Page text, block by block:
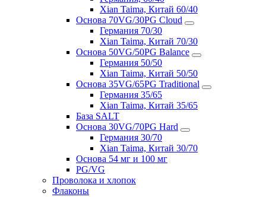
Xian Taima, Китай 60/40
Основа 70VG/30PG Cloud
Германия 70/30
Xian Taima, Китай 70/30
Основа 50VG/50PG Balance
Германия 50/50
Xian Taima, Китай 50/50
Основа 35VG/65PG Traditional
Германия 35/65
Xian Taima, Китай 35/65
База SALT
Основа 30VG/70PG Hard
Германия 30/70
Xian Taima, Китай 30/70
Основа 54 мг и 100 мг
PG/VG
Проволока и хлопок
Флаконы